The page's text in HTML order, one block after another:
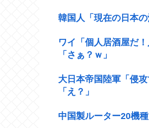
韓国人「現在の日本
ワイ「個人居酒屋だ
「さぁ？ｗ」
大日本帝国陸軍「侵
「え？」
中国製ルーター20機